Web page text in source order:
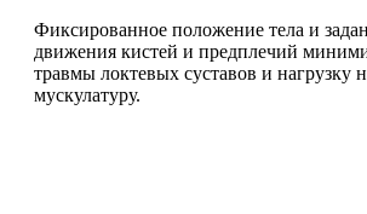
Фиксированное положение тела и
движения кистей и предплечий
травмы локтевых суставов и нагрузку
мускулатуру.